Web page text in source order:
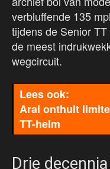
verbluffende 135
tijdens de Senior
de meest
wegcircuit.
Arai onthult
TT-helm
Drie